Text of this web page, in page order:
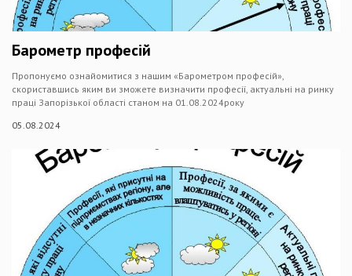
Барометр професій
Пропонуємо ознайомитися з нашим «Барометром професій»,
скориставшись яким ви зможете визначити професії, актуальні на ринку
праці Запорізької області станом на 01.08.2024року
05.08.2024